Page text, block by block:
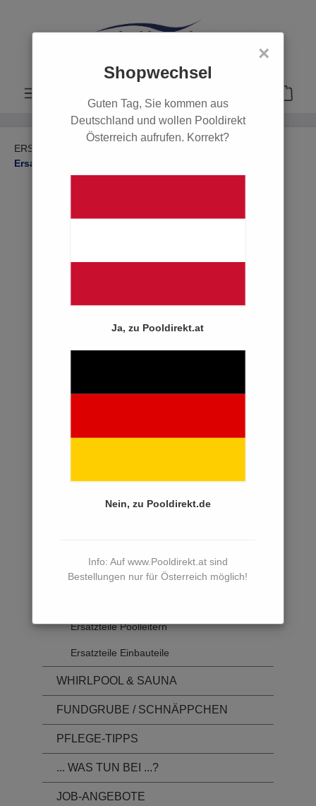
×
Shopwechsel
Guten Tag, Sie kommen aus
Deutschland und wollen Pooldirekt
Österreich aufrufen. Korrekt?
Ja, zu Pooldirekt.at
Nein, zu Pooldirekt.de
Info: Auf www.Pooldirekt.at sind
Bestellungen nur für Österreich möglich!
ERSATZTEILE
Ersatzteile Solarheizungen
Ersatzteile Innenhüllen
Ersatzteile Dosiertechnik
Ersatzteile PVC Rohre, Fittings
Ersatzteile Poolleitern
Ersatzteile Einbauteile
WHIRLPOOL & SAUNA
FUNDGRUBE / SCHNÄPPCHEN
PFLEGE-TIPPS
... WAS TUN BEI ...?
JOB-ANGEBOTE